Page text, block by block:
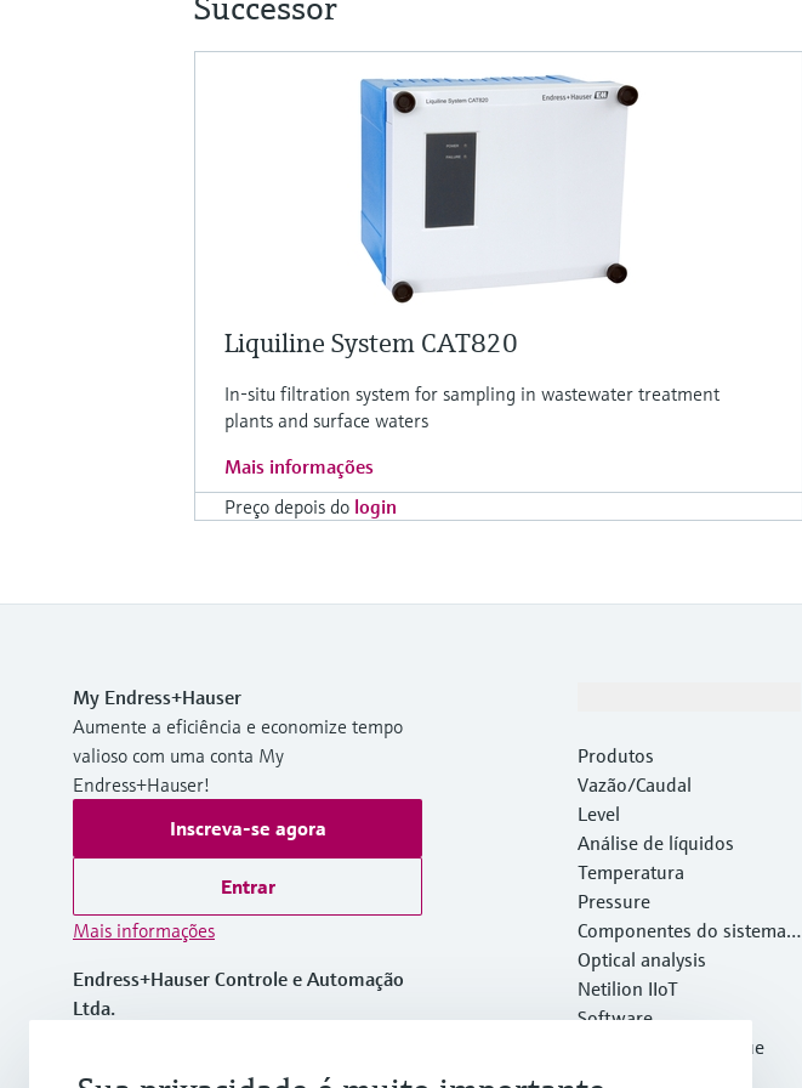
Liquiline System CAT820
In-situ filtration system for sampling in wastewater treatment
plants and surface waters
Mais informações
Preço depois do login
My Endress+Hauser
Aumente a eficiência e economize tempo
valioso com uma conta My
Endress+Hauser!
Inscreva-se agora
Entrar
Mais informações
Endress+Hauser Controle e Automação
Ltda.
Produtos
Vazão/Caudal
Level
Análise de líquidos
Temperatura
Pressure
Componentes do sistema e
gerenciadores de dados
Optical analysis
Netilion IIoT
Software
Produtos em destaque
Ferramentas